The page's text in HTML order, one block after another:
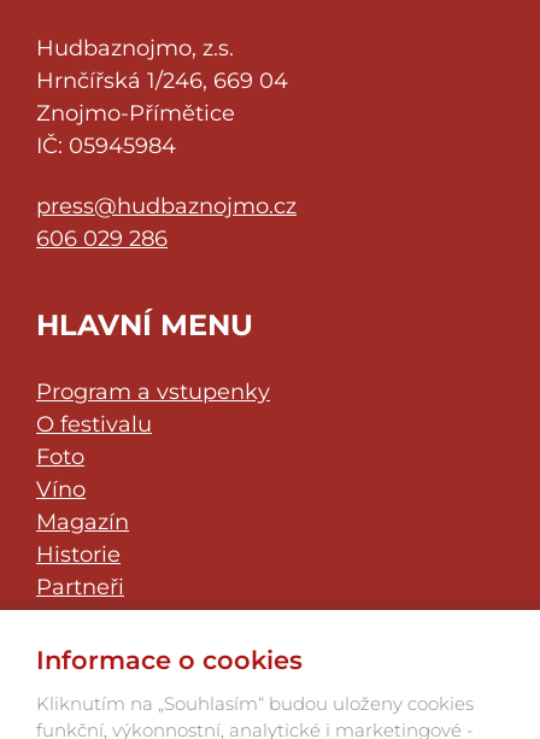
Hudbaznojmo, z.s.
Hrnčířská 1/246, 669 04
Znojmo-Přímětice
IČ: 05945984
press@hudbaznojmo.cz
606 029 286
HLAVNÍ MENU
Program a vstupenky
O festivalu
Foto
Víno
Magazín
Historie
Partneři
JazzFest Znojmo
Informace o cookies
Kliknutím na „Souhlasím“ budou uloženy cookies
funkční, výkonnostní, analytické i marketingové -